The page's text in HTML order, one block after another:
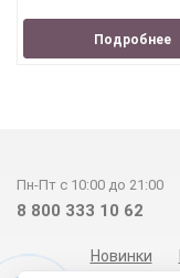
Подробнее
Пн-Пт с 10:00 до 21:00
8 800 333 10 62
Новинки